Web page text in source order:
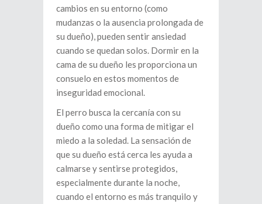
cambios en su entorno (como
mudanzas o la ausencia prolongada de
su dueño), pueden sentir ansiedad
cuando se quedan solos. Dormir en la
cama de su dueño les proporciona un
consuelo en estos momentos de
inseguridad emocional.
El perro busca la cercanía con su
dueño como una forma de mitigar el
miedo a la soledad. La sensación de
que su dueño está cerca les ayuda a
calmarse y sentirse protegidos,
especialmente durante la noche,
cuando el entorno es más tranquilo y